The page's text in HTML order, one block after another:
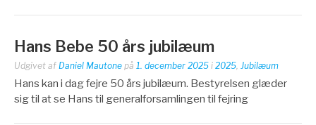
Hans Bebe 50 års jubilæum
Udgivet af Daniel Mautone på 1. december 2025 i 2025, Jubilæum
Hans kan i dag fejre 50 års jubilæum. Bestyrelsen glæder
sig til at se Hans til generalforsamlingen til fejring